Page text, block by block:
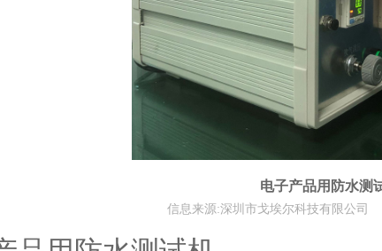
电子产品用防水测
信息来源:深圳市戈埃尔科技有限公司